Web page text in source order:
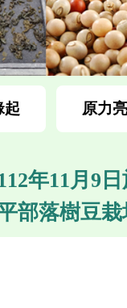
起 原力
年11月9
部落樹豆栽